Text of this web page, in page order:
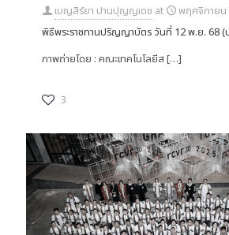
เบญสิร์ยา ปานปุญญเดช at
พฤศจิกายน
พิธีพระราชทานปริญญาบัตร วันที่ 12 พ.ย. 68
ภาพถ่ายโดย : คณะเทคโนโลยีส[…]
3